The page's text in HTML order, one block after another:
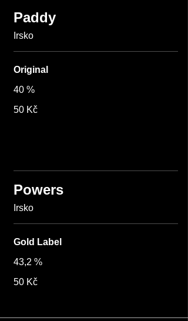
Paddy
Irsko
Original
40 %
50 Kč
Powers
Irsko
Gold Label
43,2 %
50 Kč